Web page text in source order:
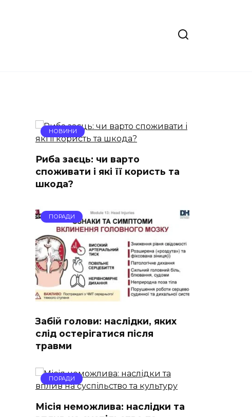
НОВИНИ
Риба заєць: чи варто
споживати і які її користь та
шкода?
ПОРАДИ
Забій голови: наслідки, яких
слід остерігатися після
травми
ПОРАДИ
Місія неможлива: наслідки та